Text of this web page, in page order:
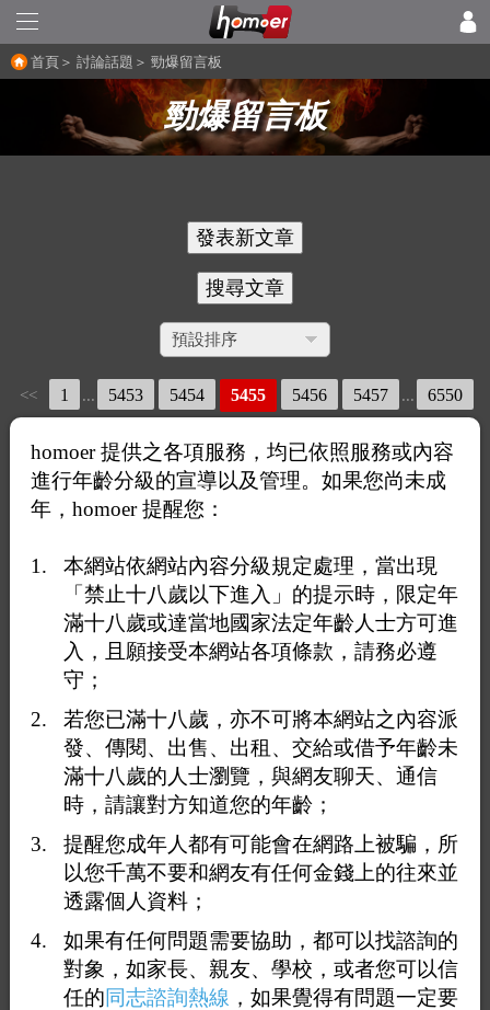
勁爆留言板
首頁 ＞ 討論話題 ＞ 勁爆留言板
<< 1 ... 5453 5454 5455 5456 5457 ... 6550
>>
主題
回
覆
人
作者 最新回覆
新莊鴻金寶 0 210
2022年01月
07日 20:54
市政府現約
4
44 1,882
市政府
181/77
2021年07月
約.
2022年01月
07日 20:54
雨中雙溪公園 7 358
附近
2022年01月
06日 21:36
天冷
2022年01月
07日 20:43
龜山或桃園附近有
2 276
中年
2022年01月
07日 20:12
07日 20:39
頭前公園
7 8
78 3,120
嗨嗨
2021年11月
想被玩奶
2022年01月
有壯或不差要約
1 2 3 4 5
1,473
健身不差23
2021年11月
03日 19:39
23健身0想
約
2022年01月
07日 19:04
homoer 提供之各項服務，均已依照服務或內容
進行年齡分級的宣導以及管理。如果您尚未成
年，homoer 提醒您：
本網站依網站內容分級規定處理，當出現
「禁止十八歲以下進入」的提示時，限定年
滿十八歲或達當地國家法定年齡人士方可進
入，且願接受本網站各項條款，請務必遵
守；
若您已滿十八歲，亦不可將本網站之內容派
發、傳閱、出售、出租、交給或借予年齡未
滿十八歲的人士瀏覽，與網友聊天、通信
時，請讓對方知道您的年齡；
提醒您成年人都有可能會在網路上被騙，所
以您千萬不要和網友有任何金錢上的往來並
透露個人資料；
如果有任何問題需要協助，都可以找諮詢的
對象，如家長、親友、學校，或者您可以信
任的同志諮詢熱線 ，如果覺得有問題一定要